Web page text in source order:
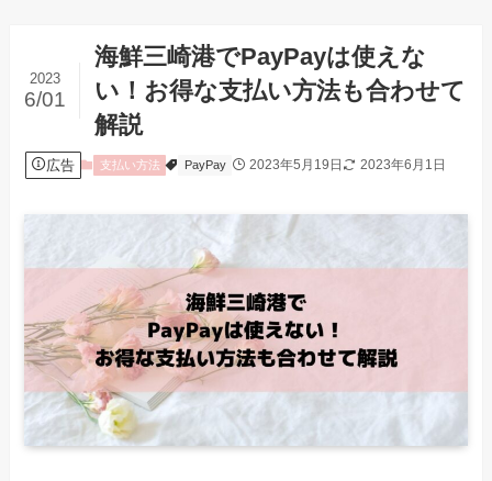
海鮮三崎港でPayPayは使えな
い！お得な支払い方法も合わせて
解説
2023
6/01
広告 支払い方法 PayPay 2023年5月19日 2023年6月1日